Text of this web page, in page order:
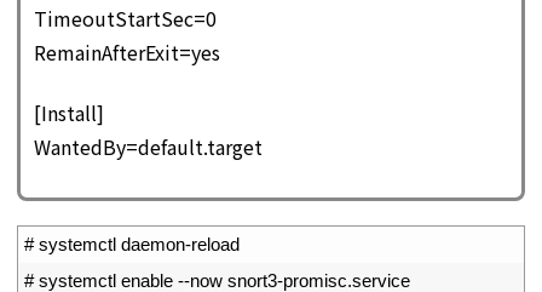
TimeoutStartSec=0
RemainAfterExit=yes
[Install]
WantedBy=default.target
# systemctl daemon-reload
# systemctl enable --now snort3-promisc.service